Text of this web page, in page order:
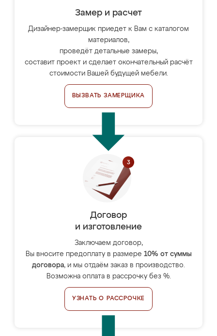
Замер и расчет
Дизайнер-замерщик приедет к Вам с каталогом
материалов,
проведёт детальные замеры,
составит проект и сделает окончательный расчёт
стоимости Вашей будущей мебели.
ВЫЗВАТЬ ЗАМЕРЩИКА
Договор
и изготовление
Заключаем договор,
Вы вносите предоплату в размере 10% от суммы
договора, и мы отдаём заказ в производство.
Возможна оплата в рассрочку без %.
УЗНАТЬ О РАССРОЧКЕ